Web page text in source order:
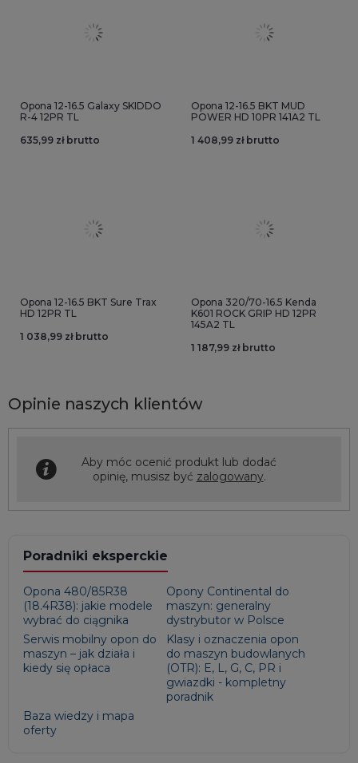
Opona 12-16.5 Galaxy SKIDDO
R-4 12PR TL
635,99 zł brutto
Opona 12-16.5 BKT MUD
POWER HD 10PR 141A2 TL
1 408,99 zł brutto
Opona 12-16.5 BKT Sure Trax
HD 12PR TL
1 038,99 zł brutto
Opona 320/70-16.5 Kenda
K601 ROCK GRIP HD 12PR
145A2 TL
1 187,99 zł brutto
Opinie naszych klientów
Aby móc ocenić produkt lub dodać
opinię, musisz być zalogowany.
Poradniki eksperckie
Opona 480/85R38
(18.4R38): jakie modele
wybrać do ciągnika
Opony Continental do
maszyn: generalny
dystrybutor w Polsce
Serwis mobilny opon do
maszyn – jak działa i
kiedy się opłaca
Klasy i oznaczenia opon
do maszyn budowlanych
(OTR): E, L, G, C, PR i
gwiazdki - kompletny
poradnik
Baza wiedzy i mapa
oferty